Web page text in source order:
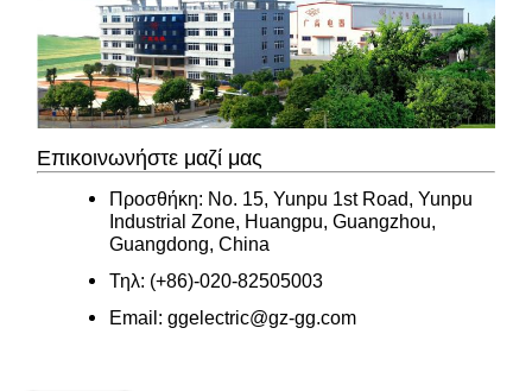
Επικοινωνήστε μαζί μας
Προσθήκη: No. 15, Yunpu 1st Road, Yunpu
Industrial Zone, Huangpu, Guangzhou,
Guangdong, China
Τηλ: (+86)-020-82505003
Email: ggelectric@gz-gg.com